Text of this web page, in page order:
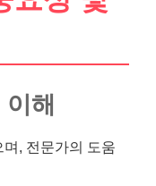
해
, 전문가의 도움